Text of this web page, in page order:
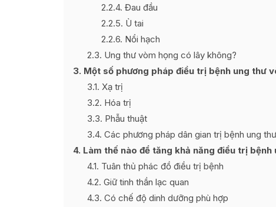
2.2.4 Đau đầu
2.2.5 Ù tai
2.2.6 Nổi hạch
2.3 Ung thư vòm họng có lây không?
3 Một số phương pháp điều trị bệnh ung thư
3.1 Xạ trị
3.2 Hóa trị
3.3 Phẫu thuật
3.4 Các phương pháp dân gian trị bệnh ung
4 Làm thế nào để tăng khả năng điều trị
4.1 Tuân thủ phác đồ điều trị bệnh
4.2 Giữ tinh thần lạc quan
4.3 Có chế độ dinh dưỡng phù hợp